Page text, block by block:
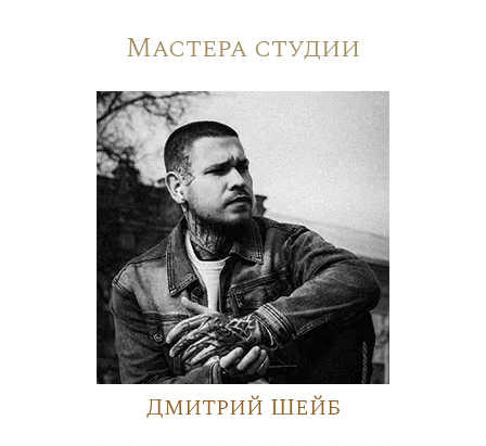
Мастера студии
Дмитрий Шейб